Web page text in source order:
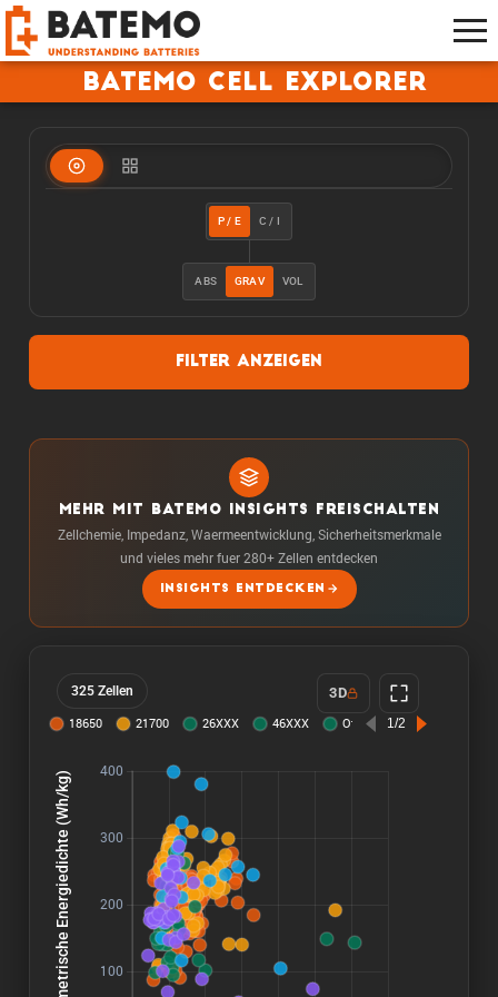
Batemo Cell Explorer
P / E C / I
ABS GRAV VOL
Filter anzeigen
MEHR MIT BATEMO INSIGHTS FREISCHALTEN
Zellchemie, Impedanz, Waermeentwicklung, Sicherheitsmerkmale
und vieles mehr fuer 280+ Zellen entdecken
INSIGHTS ENTDECKEN
325 Zellen 3D